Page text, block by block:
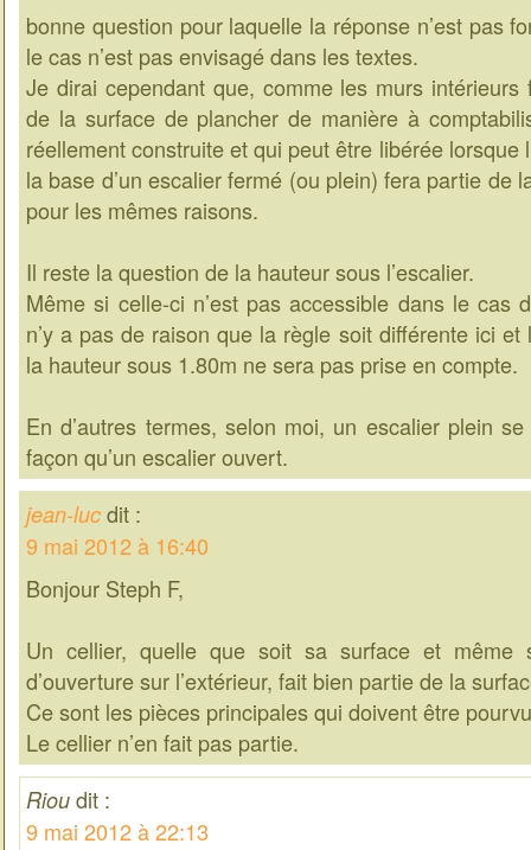
bonne question pour laquelle la réponse n’est pas
le cas n’est pas envisagé dans les textes.
Je dirai cependant que, comme les murs intérieurs
de la surface de plancher de manière à
réellement construite et qui peut être libérée lorsque
la base d’un escalier fermé (ou plein) fera partie de
pour les mêmes raisons.
Il reste la question de la hauteur sous l’escalier.
Même si celle-ci n’est pas accessible dans le cas
n’y a pas de raison que la règle soit différente ici et
la hauteur sous 1.80m ne sera pas prise en compte.
En d’autres termes, selon moi, un escalier plein
façon qu’un escalier ouvert.
jean-luc dit :
9 mai 2012 à 16:40
Bonjour Steph F,
Un cellier, quelle que soit sa surface et même
d’ouverture sur l’extérieur, fait bien partie de la
Ce sont les pièces principales qui doivent être
Le cellier n’en fait pas partie.
Riou dit :
9 mai 2012 à 22:13